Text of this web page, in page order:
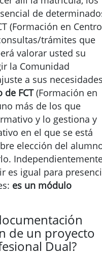
de
(Formación en
trámites que
valorar usted su
la Comunidad
a sus
FCT(Formación en
más de los que
y lo gestiona y
en el que se está
elección del
es igual para
es un módulo
de un proyecto
Dual?